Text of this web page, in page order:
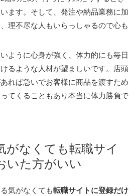
ます。そして、発注や納品業務に加
理不尽な人もいらっしゃるので心も
ように心身が強く、体力的にも毎日
るような人材が望ましいです。店頭
れば急いでお客様に商品を渡すため
てくることもあり本当に体力勝負で
がなくても転職サイ
いた方がいい
気がなくても転職サイトに登録だけ